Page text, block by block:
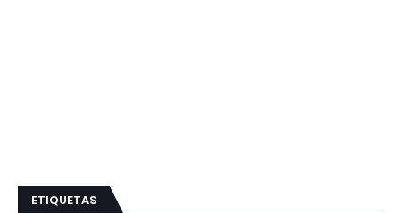
ETIQUETAS